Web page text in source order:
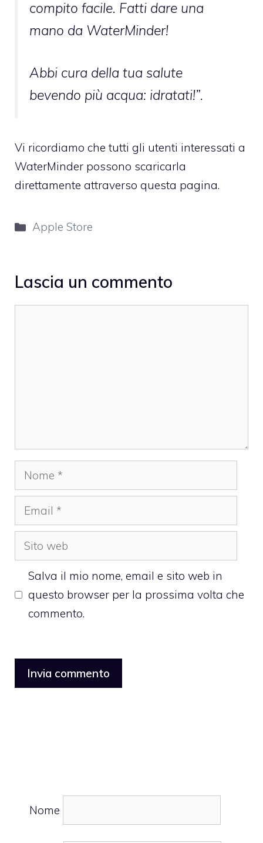
compito facile. Fatti dare una
mano da WaterMinder!
Abbi cura della tua salute
bevendo più acqua: idratati!”.
Vi ricordiamo che tutti gli utenti interessati a
WaterMinder possono scaricarla
direttamente attraverso questa pagina.
Categorie
Apple Store
Lascia un commento
Nome
Email
Sito
web
Salva il mio nome, email e sito web in
questo browser per la prossima volta che
commento.
Nome